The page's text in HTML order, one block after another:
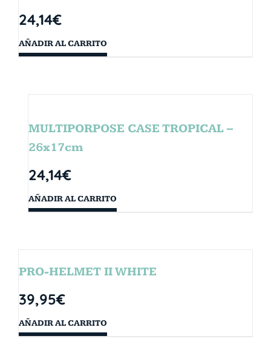
24,14€
AÑADIR AL CARRITO
MULTIPORPOSE CASE TROPICAL –
26x17cm
24,14€
AÑADIR AL CARRITO
PRO-HELMET II WHITE
39,95€
AÑADIR AL CARRITO